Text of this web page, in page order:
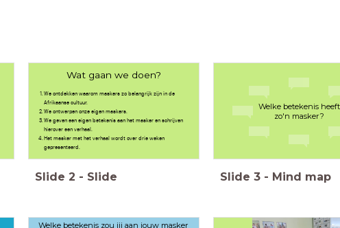
Wat gaan we doen?
We ontdekken waarom maskers zo belangrijk zijn in de
Afrikaanse cultuur.
We ontwerpen onze eigen maskers.
We geven een eigen betekenis aan het masker en schrijven
hierover een verhaal.
Het masker met het verhaal wordt over drie weken
gepresenteerd.
Slide 2 - Slide
Welke betekenis heeft
zo'n masker?
Slide 3 - Mind map
Welke betekenis zou jij aan jouw masker